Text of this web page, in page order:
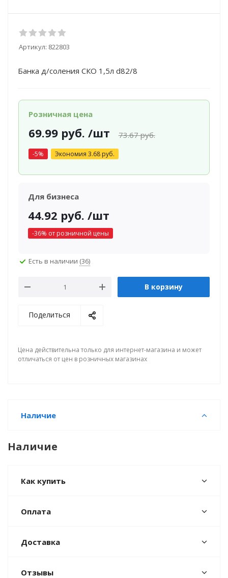
Артикул: 822803
Банка д/соления СКО 1,5л d82/8
Розничная цена
69.99руб. /шт 73.67руб.
-5% Экономия 3.68руб.
Для бизнеса
44.92 руб. /шт
-36% от розничной цены
Есть в наличии (36)
В корзину
Поделиться
Цена действительна только для интернет-магазина и может
отличаться от цен в розничных магазинах
Наличие
Наличие
Как купить
Оплата
Доставка
Отзывы